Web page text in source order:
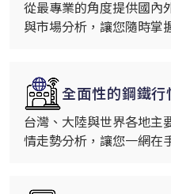
從最專業的角度提供國內
與市場分析，讓您隨時掌
全面性的鋼鐵行
台灣、大陸與世界各地主
情走勢分析，讓您一網在